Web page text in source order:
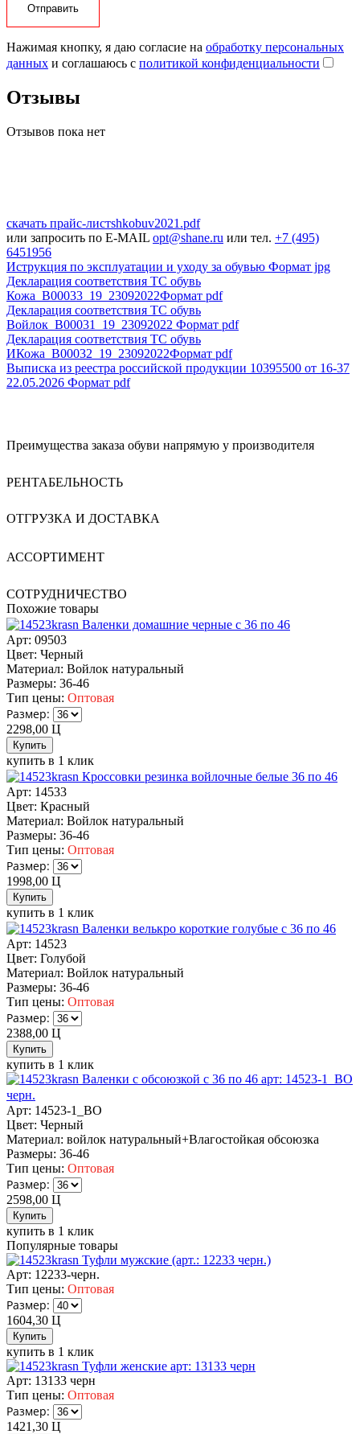
Нажимая кнопку, я даю согласие на обработку персональных
данных и соглашаюсь с политикой конфиденциальности
Отзывы
Отзывов пока нет
скачать прайс-листshkobuv2021 .pdf
или запросить по E-MAIL opt@shane.ru или тел. +7 (495)
6451956
Иструкция по эксплуатации и уходу за обувью Формат jpg
Декларация соответствия ТС обувь
Кожа_В00033_19_23092022Формат pdf
Декларация соответствия ТС обувь
Войлок_B00031_19_23092022 Формат pdf
Декларация соответствия ТС обувь
ИКожа_В00032_19_23092022Формат pdf
Выписка из реестра российской продукции 10395500 от 16-37
22.05.2026 Формат pdf
Преимущества заказа обуви напрямую у производителя
РЕНТАБЕЛЬНОСТЬ
ОТГРУЗКА И ДОСТАВКА
АССОРТИМЕНТ
СОТРУДНИЧЕСТВО
Похожие товары
Валенки домашние черные с 36 по 46
Арт: 09503
Цвет: Черный
Материал: Войлок натуральный
Размеры: 36-46
Тип цены: Оптовая
Размер:
2298,00 Ц
купить в 1 клик
Кроссовки резинка войлочные белые 36 по 46
Арт: 14533
Цвет: Красный
Материал: Войлок натуральный
Размеры: 36-46
Тип цены: Оптовая
Размер:
1998,00 Ц
купить в 1 клик
Валенки велькро короткие голубые с 36 по 46
Арт: 14523
Цвет: Голубой
Материал: Войлок натуральный
Размеры: 36-46
Тип цены: Оптовая
Размер:
2388,00 Ц
купить в 1 клик
Валенки с обсоюзкой с 36 по 46 арт: 14523-1_BO
черн.
Арт: 14523-1_BO
Цвет: Черный
Материал: войлок натуральный+Влагостойкая обсоюзка
Размеры: 36-46
Тип цены: Оптовая
Размер:
2598,00 Ц
купить в 1 клик
Популярные товары
Туфли мужские (арт.: 12233 черн.)
Арт: 12233-черн.
Тип цены: Оптовая
Размер:
1604,30 Ц
купить в 1 клик
Туфли женские арт: 13133 черн
Арт: 13133 черн
Тип цены: Оптовая
Размер:
1421,30 Ц